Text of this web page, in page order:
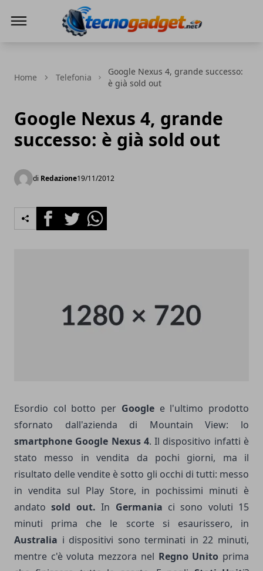
Home Telefonia
Google Nexus 4, grande successo:
è già sold out
Google Nexus 4, grande
successo: è già sold out
di Redazione19/11/2012
FacebookTwitterWhatsapp
Esordio col botto per Googlee l'ultimo prodotto
sfornato dall'azienda di Mountain View: lo
smartphone Google Nexus 4. Il dispositivo infatti è
stato messo in vendita da pochi giorni, ma il
risultato delle vendite è sotto gli occhi di tutti: messo
in vendita sul Play Store, in pochissimi minuti è
andatosold out. In Germania ci sono voluti 15
minuti prima che le scorte si esaurissero, in
Australia i dispositivi sono terminati in 22 minuti,
mentre c'è voluta mezzora nel Regno Unito prima